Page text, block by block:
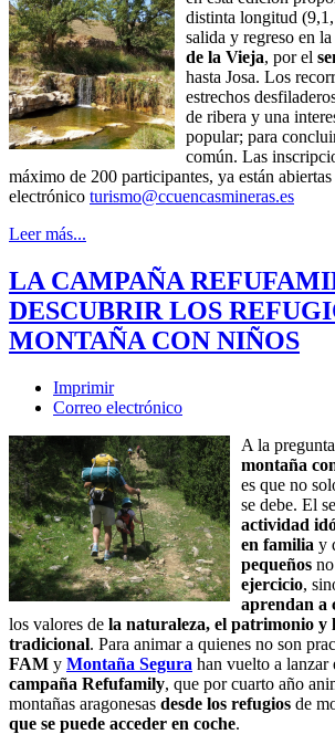
distinta longitud
salida y regreso en la
de la Vieja, por el
hasta Josa. Los
estrechos
de ribera y una
popular; para
común. Las
máximo de 200 participantes, ya están
electrónico turismo@ccuencasmineras.es
Leer más...
LA CAMPAÑA
DESCUBRIR LOS
MONTAÑA CON NIÑOS
Imprimir
Correo electrónico
A la
montaña
es que no
se debe. El
actividad
en familia y
pequeños
ejercicio,
aprendan a
los valores de la naturaleza, el patrimonio y
tradicional. Para animar a quienes no son
FAM y Montaña Segura han vuelto a lanzar
campaña Refufamily, que por cuarto año
montañas aragonesas desde los refugios de
que se puede acceder en coche.